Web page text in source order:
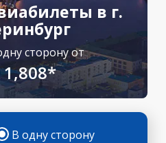
в г.
сторону от
1,808*
В одну сторону